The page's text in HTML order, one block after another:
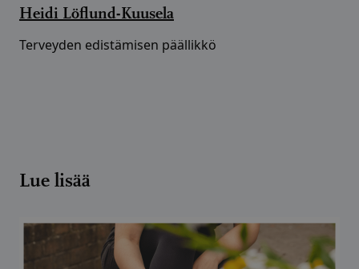
Heidi Löflund-Kuusela
Terveyden edistämisen päällikkö
Lue lisää